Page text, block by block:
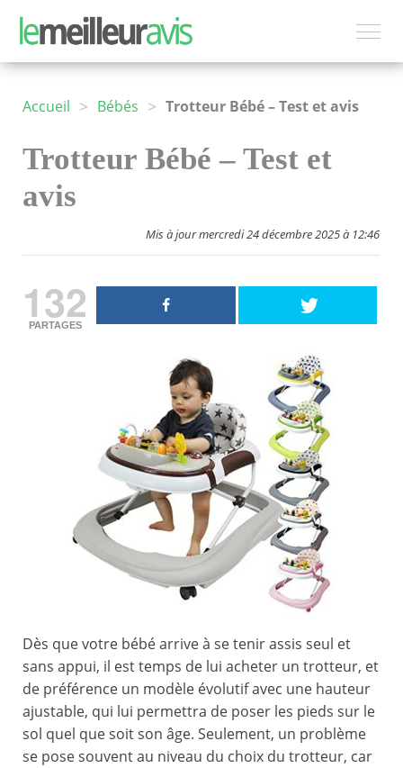
Accueil > Bébés > Trotteur Bébé – Test et avis
Trotteur Bébé – Test et
avis
Mis à jour mercredi 24 décembre 2025 à 12:46
132
PARTAGES
Dès que votre bébé arrive à se tenir assis seul et
sans appui, il est temps de lui acheter un trotteur, et
de préférence un modèle évolutif avec une hauteur
ajustable, qui lui permettra de poser les pieds sur le
sol quel que soit son âge. Seulement, un problème
se pose souvent au niveau du choix du trotteur, car